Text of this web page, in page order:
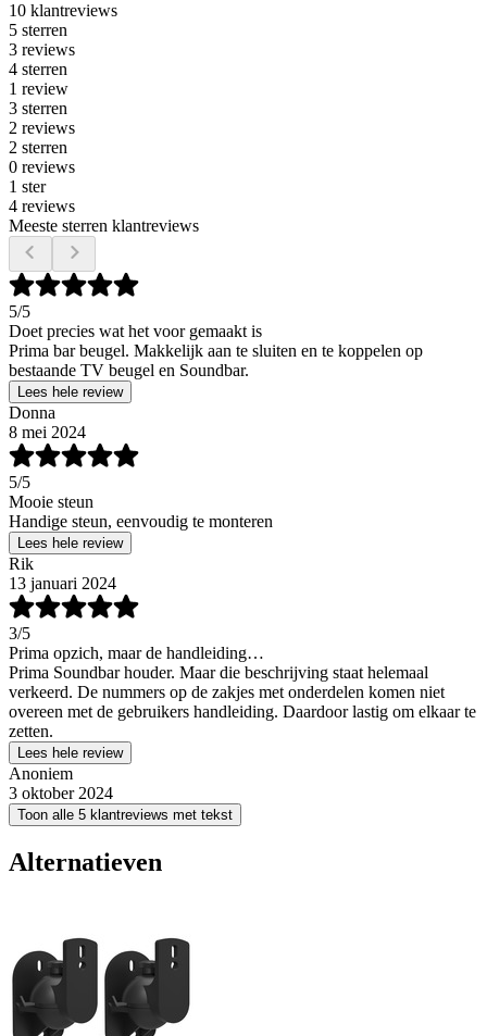
10 klantreviews
5 sterren
3 reviews
4 sterren
1 review
3 sterren
2 reviews
2 sterren
0 reviews
1 ster
4 reviews
Meeste sterren klantreviews
5/5
Doet precies wat het voor gemaakt is
Prima bar beugel. Makkelijk aan te sluiten en te koppelen op
bestaande TV beugel en Soundbar.
Lees hele review
Donna
8 mei 2024
5/5
Mooie steun
Handige steun, eenvoudig te monteren
Lees hele review
Rik
13 januari 2024
3/5
Prima opzich, maar de handleiding…
Prima Soundbar houder. Maar die beschrijving staat helemaal
verkeerd. De nummers op de zakjes met onderdelen komen niet
overeen met de gebruikers handleiding. Daardoor lastig om elkaar te
zetten.
Lees hele review
Anoniem
3 oktober 2024
Toon alle 5 klantreviews met tekst
Alternatieven